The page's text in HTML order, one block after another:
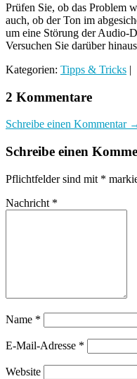
Prüfen Sie, ob das Problem
auch, ob der Ton im
um eine Störung der Audio-
Versuchen Sie darüber
Kategorien: Tipps & Tricks |
2 Kommentare
Schreibe einen Kommentar
Schreibe einen
Pflichtfelder sind mit *
Nachricht *
Name *
E-Mail-Adresse *
Website